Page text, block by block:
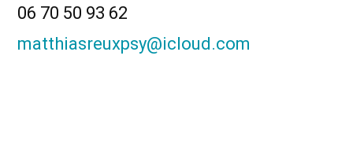
06 70 50 93 62
matthiasreuxpsy@icloud.com